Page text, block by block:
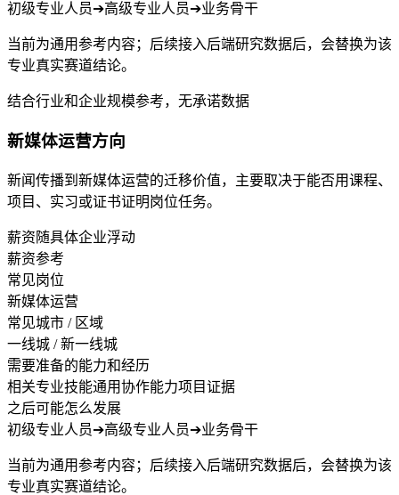
初级专业人员➔高级专业人员➔业务骨干
当前为通用参考内容；后续接入后端研究数据后，会替换为该
专业真实赛道结论。
结合行业和企业规模参考，无承诺数据
新媒体运营方向
新闻传播到新媒体运营的迁移价值，主要取决于能否用课程、
项目、实习或证书证明岗位任务。
薪资随具体企业浮动
薪资参考
常见岗位
新媒体运营
常见城市 / 区域
一线城 / 新一线城
需要准备的能力和经历
相关专业技能通用协作能力项目证据
之后可能怎么发展
初级专业人员➔高级专业人员➔业务骨干
当前为通用参考内容；后续接入后端研究数据后，会替换为该
专业真实赛道结论。